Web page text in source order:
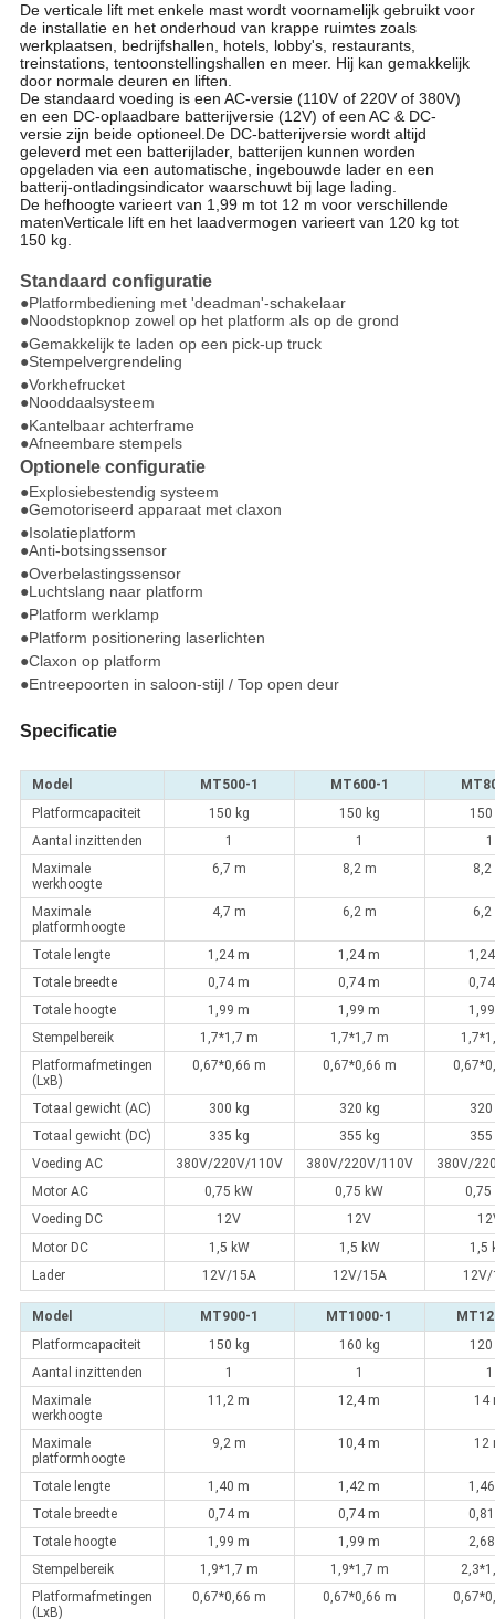
De verticale lift met enkele mast wordt voornamelijk gebruikt voor
de installatie en het onderhoud van krappe ruimtes zoals
werkplaatsen, bedrijfshallen, hotels, lobby's, restaurants,
treinstations, tentoonstellingshallen en meer. Hij kan gemakkelijk
door normale deuren en liften.
De standaard voeding is een AC-versie (110V of 220V of 380V)
en een DC-oplaadbare batterijversie (12V) of een AC & DC-
versie zijn beide optioneel.De DC-batterijversie wordt altijd
geleverd met een batterijlader, batterijen kunnen worden
opgeladen via een automatische, ingebouwde lader en een
batterij-ontladingsindicator waarschuwt bij lage lading.
De hefhoogte varieert van 1,99 m tot 12 m voor verschillende
matenVerticale lift en het laadvermogen varieert van 120 kg tot
150 kg.
Standaard configuratie
●Platformbediening met 'deadman'-schakelaar
●Noodstopknop zowel op het platform als op de grond
●Gemakkelijk te laden op een pick-up truck
●Stempelvergrendeling
●Vorkhefrucket
●Nooddaalsysteem
●Kantelbaar achterframe
●Afneembare stempels
Optionele configuratie
●Explosiebestendig systeem
●Gemotoriseerd apparaat met claxon
●Isolatieplatform
●Anti-botsingssensor
●Overbelastingssensor
●Luchtslang naar platform
●Platform werklamp
●Platform positionering laserlichten
●Claxon op platform
●Entreepoorten in saloon-stijl / Top open deur
Specificatie
Model MT500-1 MT600-1
Platformcapaciteit
150 kg 150 kg
Aantal inzittenden
1 1
1
Maximale
werkhoogte
6,7 m 8,2 m 8,2
Maximale
platformhoogte
4,7 m 6,2 m 6,2
Totale lengte 1,24 m 1,24 m
Totale breedte
0,74 m 0,74 m
Totale hoogte
1,99 m 1,99 m
Stempelbereik
1,7*1,7 m 1,7*1,7 m
Platformafmetingen
(LxB)
0,67*0,66 m 0,67*0,66 m
Totaal gewicht (AC) 300 kg 320 kg
Totaal gewicht (DC)
335 kg 355 kg
Voeding AC
380V/220V/110V 380V/220V/110V
380V/
Motor AC
0,75 kW 0,75 kW
0,75
Voeding DC
12V 12V
Motor DC
1,5 kW 1,5 kW
1,5
Lader
12V/15A 12V/15A
Model MT900-1 MT1000-1
Platformcapaciteit
150 kg 160 kg
Aantal inzittenden
1 1
1
Maximale
werkhoogte
11,2 m 12,4 m 14
Maximale
platformhoogte
9,2 m 10,4 m 12
Totale lengte 1,40 m 1,42 m
Totale breedte
0,74 m 0,74 m
Totale hoogte
1,99 m 1,99 m
Stempelbereik
1,9*1,7 m 1,9*1,7 m
Platformafmetingen
(LxB)
0,67*0,66 m 0,67*0,66 m